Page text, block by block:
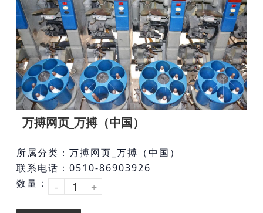
万搏网页_万搏（中国）
所属分类：万搏网页_万搏（中国）
联系电话：0510-86903926
数量：
- +